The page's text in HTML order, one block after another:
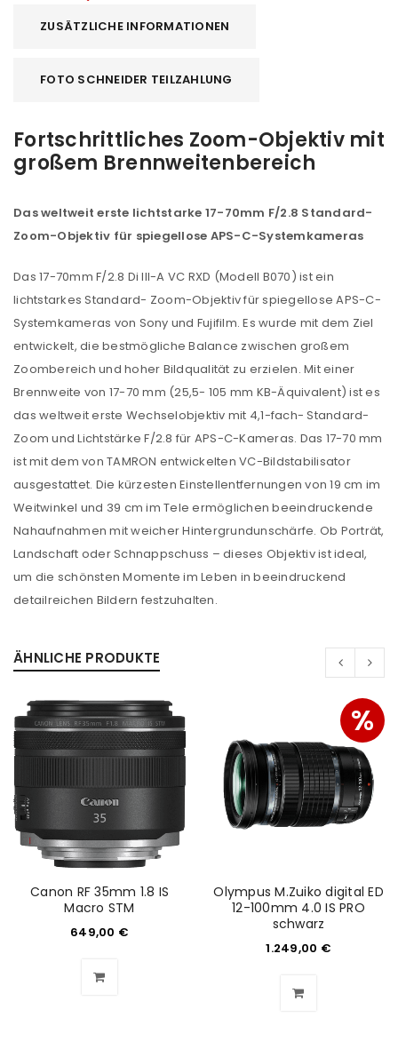
ANMELDEN
Benutzername oder E-Mail-Adresse*
Passwort*
Angemeldet bleiben
ZUSÄTZLICHE INFORMATIONEN
FOTO SCHNEIDER TEILZAHLUNG
Fortschrittliches Zoom-Objektiv mit
großem Brennweitenbereich
Das weltweit erste lichtstarke 17-70mm F/2.8 Standard-
Zoom-Objektiv für spiegellose APS-C-Systemkameras
Das 17-70mm F/2.8 Di III-A VC RXD (Modell B070) ist ein
lichtstarkes Standard- Zoom-Objektiv für spiegellose APS-C-
Systemkameras von Sony und Fujifilm. Es wurde mit dem Ziel
entwickelt, die bestmögliche Balance zwischen großem
Zoombereich und hoher Bildqualität zu erzielen. Mit einer
Brennweite von 17-70 mm (25,5- 105 mm KB-Äquivalent) ist es
das weltweit erste Wechselobjektiv mit 4,1-fach- Standard-
Zoom und Lichtstärke F/2.8 für APS-C-Kameras. Das 17-70 mm
ist mit dem von TAMRON entwickelten VC-Bildstabilisator
ausgestattet. Die kürzesten Einstellentfernungen von 19 cm im
Weitwinkel und 39 cm im Tele ermöglichen beeindruckende
Nahaufnahmen mit weicher Hintergrundunschärfe. Ob Porträt,
Landschaft oder Schnappschuss – dieses Objektiv ist ideal,
um die schönsten Momente im Leben in beeindruckend
detailreichen Bildern festzuhalten.
ÄHNLICHE PRODUKTE
Canon RF 35mm 1.8 IS
Macro STM
649,00 €
%
Olympus M.Zuiko digital ED
12-100mm 4.0 IS PRO
schwarz
1.249,00 €